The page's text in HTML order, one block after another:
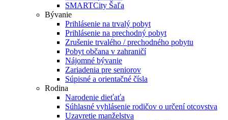
SMARTCity Šaľa
Bývanie
Prihlásenie na trvalý pobyt
Prihlásenie na prechodný pobyt
Zrušenie trvalého / prechodného pobytu
Pobyt občana v zahraničí
Nájomné bývanie
Zariadenia pre seniorov
Súpisné a orientačné čísla
Rodina
Narodenie dieťaťa
Súhlasné vyhlásenie rodičov o určení otcovstva
Uzavretie manželstva